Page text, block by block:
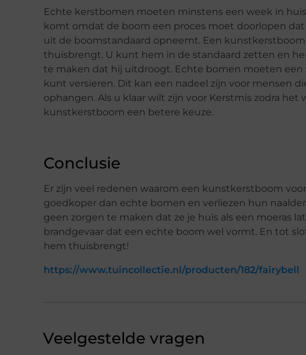
Echte kerstbomen moeten minstens een week in
komt omdat de boom een proces moet doorlopen
uit de boomstandaard opneemt. Een
thuisbrengt. U kunt hem in de standaard zetten en
te maken dat hij uitdroogt. Echte bomen moeten een
kunt versieren. Dit kan een nadeel zijn voor mensen
ophangen. Als u klaar wilt zijn voor Kerstmis zodra het
kunstkerstboom een betere keuze.
Conclusie
Er zijn veel redenen waarom een kunstkerstboom
goedkoper dan echte bomen en verliezen hun
geen zorgen te maken dat ze je huis als een moeras
brandgevaar dat een echte boom wel vormt. En tot
hem thuisbrengt!
https://www.tuincollectie.nl/producten/182/fairybell
Veelgestelde vragen